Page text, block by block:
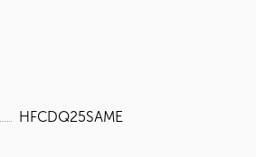
HFCDQ25SAME